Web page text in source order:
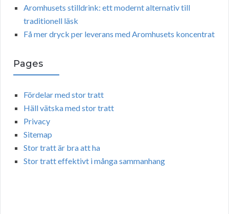
Aromhusets stilldrink: ett modernt alternativ till
traditionell läsk
Få mer dryck per leverans med Aromhusets koncentrat
Pages
Fördelar med stor tratt
Häll vätska med stor tratt
Privacy
Sitemap
Stor tratt är bra att ha
Stor tratt effektivt i många sammanhang